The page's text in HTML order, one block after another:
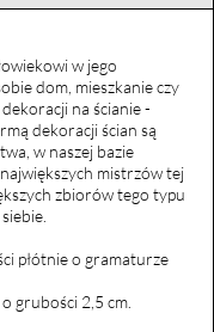
w jego
dom, mieszkanie czy
na ścianie -
dekoracji ścian są
w naszej bazie
mistrzów tej
zbiorów tego typu
płótnie o gramaturze
grubości 2,5 cm.